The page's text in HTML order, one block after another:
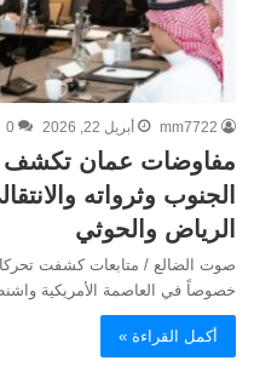
mm7722 أبريل 22, 2026 0
مفاوضات عمان تكشف
الجنوب وثرواته
الرياض والحوثي
صوت الضالع / متابعات كشفت
خصوصاً في العاصمة الأمريكية
أكمل القراءة »